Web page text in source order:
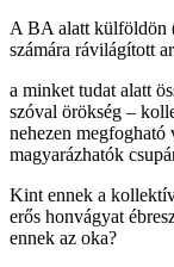
A BA alatt külföldön
számára rávilágított
a minket tudat alatt
szóval örökség –
nehezen megfogható
magyarázhatók
Kint ennek a
erős honvágyat
ennek az oka?